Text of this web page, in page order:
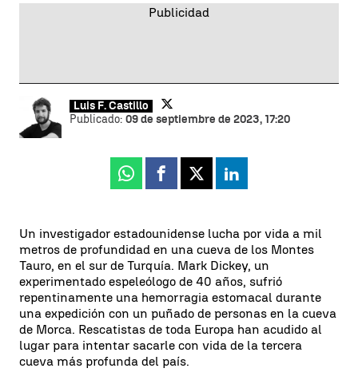
Luis F. Castillo
Publicado: 09 de septiembre de 2023, 17:20
Whatsapp
Facebook
X Linkedin
Un investigador estadounidense lucha por vida a mil
metros de profundidad en una cueva de los Montes
Tauro, en el sur de Turquía. Mark Dickey, un
experimentado espeleólogo de 40 años, sufrió
repentinamente una hemorragia estomacal durante
una expedición con un puñado de personas en la cueva
de Morca. Rescatistas de toda Europa han acudido al
lugar para intentar sacarle con vida de la tercera
cueva más profunda del país.